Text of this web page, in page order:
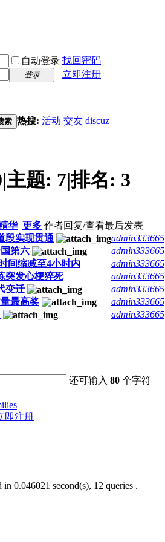
自动登录 找回密码
登录 立即注册
索 热搜: 活动 交友 discuz
|主题: 7|排名: 3
华 更多 作者回复/查看最后发表
段实现贯通
admin333665
第六
admin333665
间缩减至4小时内
admin333665
突发心梗猝死
admin333665
变迁
admin333665
最高奖
admin333665
admin333665
还可输入80 个字符
即注册
in 0.046021 second(s), 12 queries .